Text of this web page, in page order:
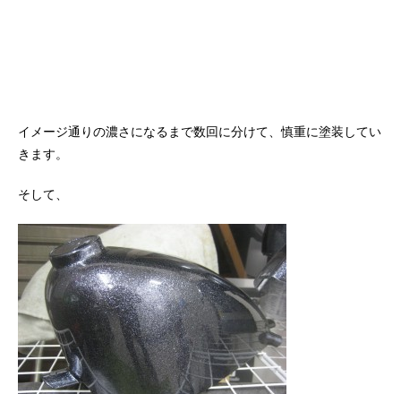
イメージ通りの濃さになるまで数回に分けて、慎重に塗装してい
きます。
そして、